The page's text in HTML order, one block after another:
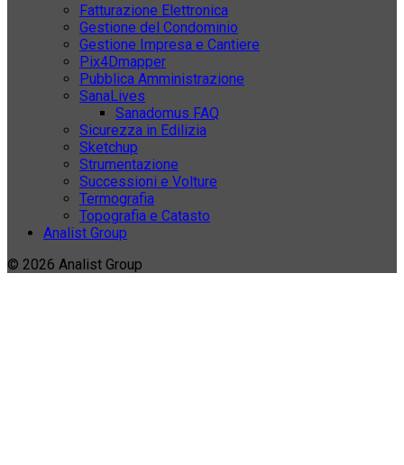
Fatturazione Elettronica
Gestione del Condominio
Gestione Impresa e Cantiere
Pix4Dmapper
Pubblica Amministrazione
SanaLives
Sanadomus FAQ
Sicurezza in Edilizia
Sketchup
Strumentazione
Successioni e Volture
Termografia
Topografia e Catasto
Analist Group
© 2026 Analist Group